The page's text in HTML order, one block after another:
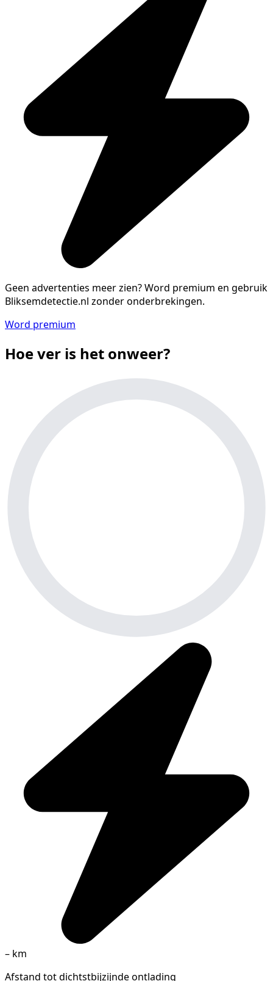
Geen advertenties meer zien?Word premium en gebruik
Bliksemdetectie.nl zonder onderbrekingen.
Word premium
Hoe ver is het onweer?
– km
Afstand tot dichtstbijzijnde ontlading